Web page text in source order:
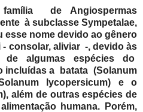
de Angiospermas
à subclasse Sympetalae,
esse nome devido ao gênero
consolar, aliviar -, devido às
de algumas espécies do
incluídas a batata (Solanum
lycopersicum) e o
além de outras espécies de
humana. Porém,